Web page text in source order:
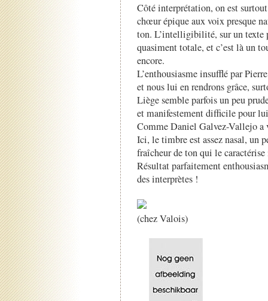
Côté interprétation, on est
chœur épique aux voix presque
ton. L’intelligibilité, sur un texte
quasiment totale, et c’est là un
encore.
L’enthousiasme insufflé par
et nous lui en rendrons grâce,
Liège semble parfois un peu
et manifestement difficile pour
Comme Daniel Galvez-Vallejo
Ici, le timbre est assez nasal, un
fraîcheur de ton qui le
Résultat parfaitement
des interprètes !
(chez Valois)